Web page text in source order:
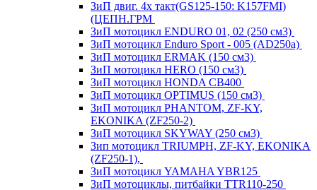
ЗиП двиг. 4х такт(GS125-150: K157FMI)
(ЦЕПН.ГРМ
ЗиП мотоцикл ENDURO 01, 02 (250 см3)
ЗиП мотоцикл Enduro Sport - 005 (AD250a)
ЗиП мотоцикл ERMAK (150 см3)
ЗиП мотоцикл HERO (150 см3)
ЗиП мотоцикл HONDA CB400
ЗиП мотоцикл OPTIMUS (150 см3)
ЗиП мотоцикл PHANTOM, ZF-KY,
EKONIKA (ZF250-2)
ЗиП мотоцикл SKYWAY (250 см3)
Зип мотоцикл TRIUMPH, ZF-KY, EKONIKA
(ZF250-1),
ЗиП мотоцикл YAMAHA YBR125
ЗиП мотоциклы, питбайки TTR110-250